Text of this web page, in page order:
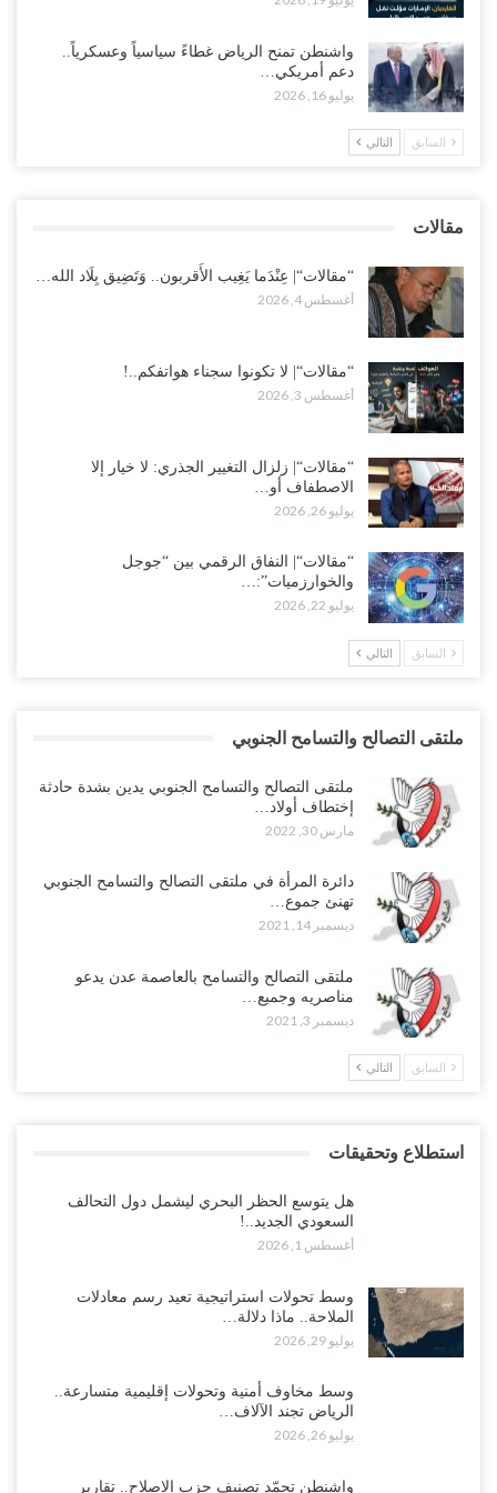
مع تصاعد الخلافات داخل “الرئاسي”.. أعضاء المجلس ينقلبون على
أغسطس 3, 2026
العطش وغياب الغاز يفاقمان مأساة الأهالي بعدن.. مدينة تغرق في دوامة
الانهيار الخدمي..!
أغسطس 3, 2026
واشنطن تمنح الرياض غطاءً سياسياً وعسكرياً..
دعم أمريكي…
يوليو 16, 2026
السابق التالي
مقالات
“مقالات“| عِنْدَما يَغِيب الأَقربون.. وَتَضِيق بِلَاد الله…
أغسطس 4, 2026
“مقالات“| لا تكونوا سجناء هواتفكم..!
أغسطس 3, 2026
“مقالات“| زلزال التغيير الجذري: لا خيار إلا
الاصطفاف أو…
يوليو 26, 2026
“مقالات“| النفاق الرقمي بين “جوجل
والخوارزميات”:…
يوليو 22, 2026
السابق التالي
ملتقى التصالح والتسامح الجنوبي
ملتقى التصالح والتسامح الجنوبي يدين بشدة حادثة
إختطاف أولاد…
مارس 30, 2022
دائرة المرأة في ملتقى التصالح والتسامح الجنوبي
تهنئ جموع…
ديسمبر 14, 2021
ملتقى التصالح والتسامح بالعاصمة عدن يدعو
مناصريه وجميع…
ديسمبر 3, 2021
السابق التالي
استطلاع وتحقيقات
هل يتوسع الحظر البحري ليشمل دول التحالف
السعودي الجديد..!
أغسطس 1, 2026
وسط تحولات استراتيجية تعيد رسم معادلات
الملاحة.. ماذا دلالة…
يوليو 29, 2026
وسط مخاوف أمنية وتحولات إقليمية متسارعة..
الرياض تجند الآلاف…
يوليو 26, 2026
واشنطن تجمّد تصنيف حزب الإصلاح.. تقارير